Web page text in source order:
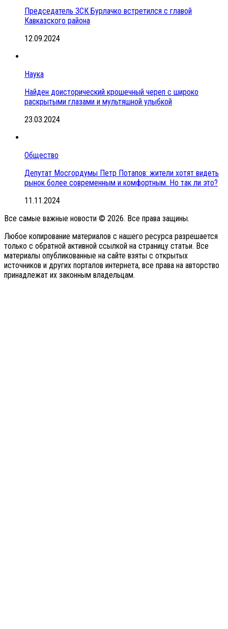
Председатель ЗСК Бурлачко встретился с главой
Кавказского района
12.09.2024
Наука
Найден доисторический крошечный череп с широко
раскрытыми глазами и мультяшной улыбкой
23.03.2024
Общество
Депутат Мосгордумы Петр Потапов: жители хотят видеть
рынок более современным и комфортным. Но так ли это?
11.11.2024
Все самые важные новости © 2026. Все права защины.
Любое копирование материалов с нашего ресурса разрешается
только с обратной активной ссылкой на страницу статьи. Все
материалы опубликованные на сайте взяты с открытых
источников и других порталов интернета, все права на авторство
принадлежат их законным владельцам.